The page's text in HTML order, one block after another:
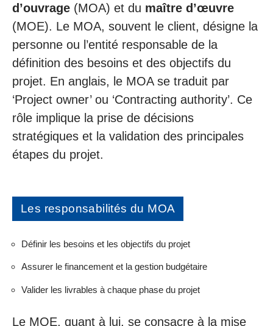
d’ouvrage (MOA) et du maître d’œuvre
(MOE). Le MOA, souvent le client, désigne la
personne ou l’entité responsable de la
définition des besoins et des objectifs du
projet. En anglais, le MOA se traduit par
‘Project owner’ ou ‘Contracting authority’. Ce
rôle implique la prise de décisions
stratégiques et la validation des principales
étapes du projet.
Les responsabilités du MOA
Définir les besoins et les objectifs du projet
Assurer le financement et la gestion budgétaire
Valider les livrables à chaque phase du projet
Le MOE, quant à lui, se consacre à la mise